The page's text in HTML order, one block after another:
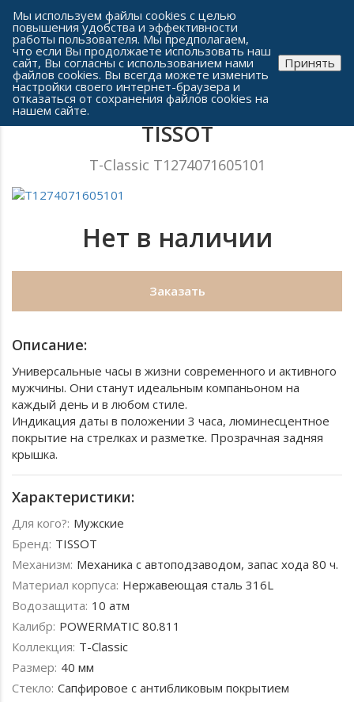
Сеть часовых салонов г. Челябинска
Мужские часы
TISSOT
T-Classic T1274071605101
Нет в наличии
Заказать
Описание:
Универсальные часы в жизни современного и активного
мужчины. Они станут идеальным компаньоном на
каждый день и в любом стиле.
Индикация даты в положении 3 часа, люминесцентное
покрытие на стрелках и разметке. Прозрачная задняя
крышка.
Характеристики:
Для кого?: Мужские
Бренд: TISSOT
Механизм: Механика с автоподзаводом, запас хода 80 ч.
Материал корпуса: Нержавеющая сталь 316L
Водозащита: 10 атм
Калибр: POWERMATIC 80.811
Коллекция: T-Classic
Размер: 40 мм
Стекло: Сапфировое с антибликовым покрытием
Мы используем файлы cookies с целью
повышения удобства и эффективности
работы пользователя. Мы предполагаем,
что если Вы продолжаете использовать наш
сайт, Вы согласны с использованием нами
файлов cookies. Вы всегда можете изменить
настройки своего интернет-браузера и
отказаться от сохранения файлов cookies на
нашем сайте.
Принять